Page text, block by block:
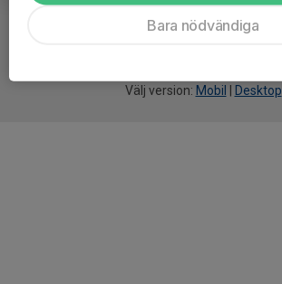
Välj version: Mobil Desktop
Bara nödvändiga